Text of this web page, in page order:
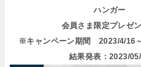
ハンガー
会員さま限定プレゼン
※キャンペーン期間 2023/4/16
結果発表：2023/